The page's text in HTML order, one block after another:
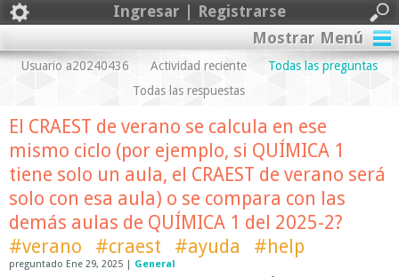
Ingresar | Registrarse
Mostrar Menú
Usuario a20240436 Actividad reciente
Todas las preguntas
Todas las respuestas
El CRAEST de verano se calcula en ese
mismo ciclo (por ejemplo, si QUÍMICA 1
tiene solo un aula, el CRAEST de verano será
solo con esa aula) o se compara con las
demás aulas de QUÍMICA 1 del 2025-2?
#verano
#craest #ayuda #help
preguntado Ene 29, 2025 | General